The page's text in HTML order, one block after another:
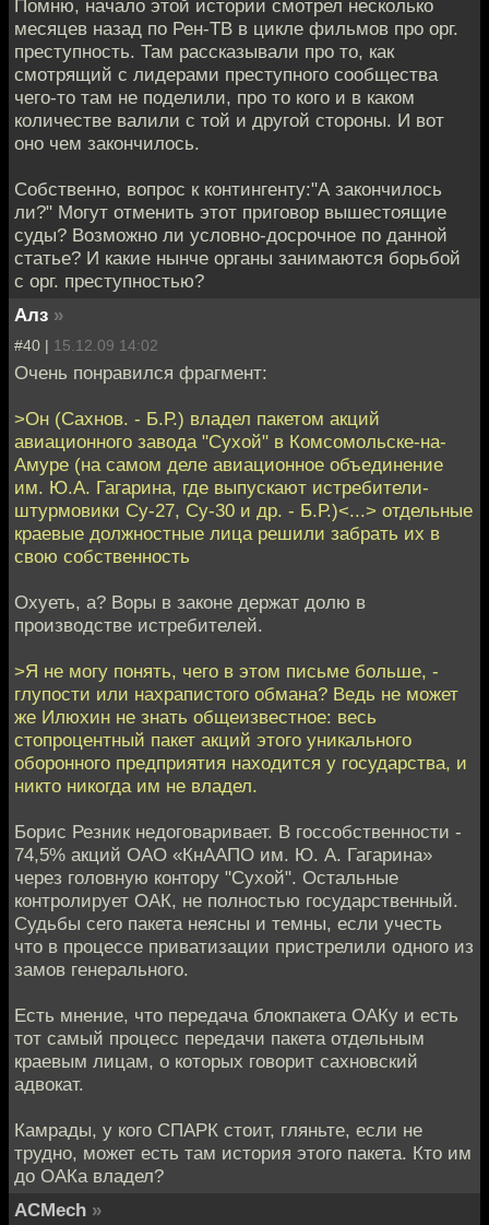
Помню, начало этой истории смотрел несколько
месяцев назад по Рен-ТВ в цикле фильмов про орг.
преступность. Там рассказывали про то, как
смотрящий с лидерами преступного сообщества
чего-то там не поделили, про то кого и в каком
количестве валили с той и другой стороны. И вот
оно чем закончилось.
Собственно, вопрос к контингенту:"А закончилось
ли?" Могут отменить этот приговор вышестоящие
суды? Возможно ли условно-досрочное по данной
статье? И какие нынче органы занимаются борьбой
с орг. преступностью?
Алз »
#40 | 15.12.09 14:02
Очень понравился фрагмент:
>Он (Сахнов. - Б.Р.) владел пакетом акций
авиационного завода "Сухой" в Комсомольске-на-
Амуре (на самом деле авиационное объединение
им. Ю.А. Гагарина, где выпускают истребители-
штурмовики Су-27, Су-30 и др. - Б.Р.)<...> отдельные
краевые должностные лица решили забрать их в
свою собственность
Охуеть, а? Воры в законе держат долю в
производстве истребителей.
>Я не могу понять, чего в этом письме больше, -
глупости или нахрапистого обмана? Ведь не может
же Илюхин не знать общеизвестное: весь
стопроцентный пакет акций этого уникального
оборонного предприятия находится у государства, и
никто никогда им не владел.
Борис Резник недоговаривает. В госсобственности -
74,5% акций ОАО «КнААПО им. Ю. А. Гагарина»
через головную контору "Сухой". Остальные
контролирует ОАК, не полностью государственный.
Судьбы сего пакета неясны и темны, если учесть
что в процессе приватизации пристрелили одного из
замов генерального.
Есть мнение, что передача блокпакета ОАКу и есть
тот самый процесс передачи пакета отдельным
краевым лицам, о которых говорит сахновский
адвокат.
Камрады, у кого СПАРК стоит, гляньте, если не
трудно, может есть там история этого пакета. Кто им
до ОАКа владел?
ACMech »